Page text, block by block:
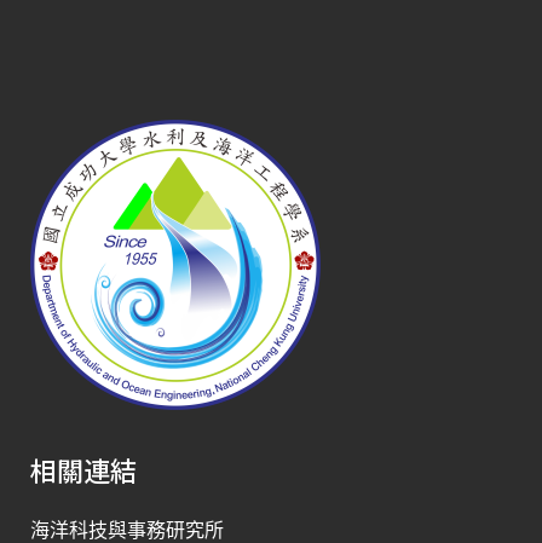
相關連結
海洋科技與事務研究所